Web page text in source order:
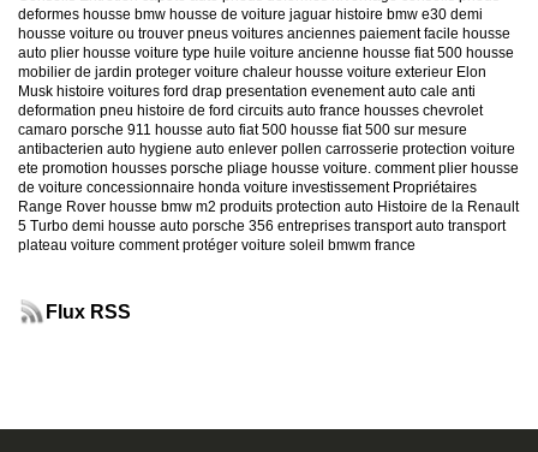
deformes housse bmw housse de voiture jaguar histoire bmw e30 demi
housse voiture ou trouver pneus voitures anciennes paiement facile housse
auto plier housse voiture type huile voiture ancienne housse fiat 500 housse
mobilier de jardin proteger voiture chaleur housse voiture exterieur Elon
Musk histoire voitures ford drap presentation evenement auto cale anti
deformation pneu histoire de ford circuits auto france housses chevrolet
camaro porsche 911 housse auto fiat 500 housse fiat 500 sur mesure
antibacterien auto hygiene auto enlever pollen carrosserie protection voiture
ete promotion housses porsche pliage housse voiture. comment plier housse
de voiture concessionnaire honda voiture investissement Propriétaires
Range Rover housse bmw m2 produits protection auto Histoire de la Renault
5 Turbo demi housse auto porsche 356 entreprises transport auto transport
plateau voiture comment protéger voiture soleil bmwm france
Flux RSS